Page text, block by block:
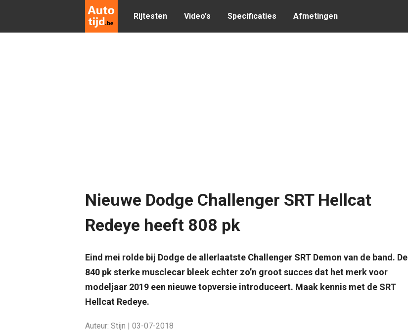
Rijtesten Video's Specificaties Afmetingen
Nieuwe Dodge Challenger SRT Hellcat
Redeye heeft 808 pk
Eind mei rolde bij Dodge de allerlaatste Challenger SRT Demon van de band. De
840 pk sterke musclecar bleek echter zo’n groot succes dat het merk voor
modeljaar 2019 een nieuwe topversie introduceert. Maak kennis met de SRT
Hellcat Redeye.
Auteur: Stijn | 03-07-2018